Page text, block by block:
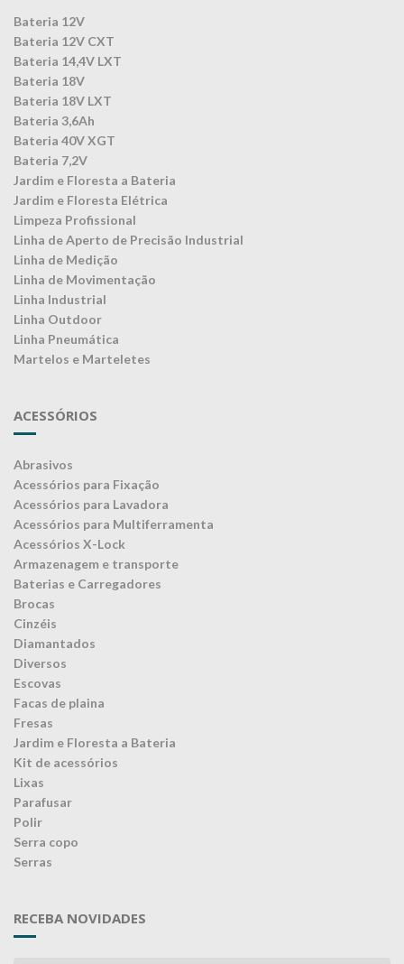
Bateria 12V
Bateria 12V CXT
Bateria 14,4V LXT
Bateria 18V
Bateria 18V LXT
Bateria 3,6Ah
Bateria 40V XGT
Bateria 7,2V
Jardim e Floresta a Bateria
Jardim e Floresta Elétrica
Limpeza Profissional
Linha de Aperto de Precisão Industrial
Linha de Medição
Linha de Movimentação
Linha Industrial
Linha Outdoor
Linha Pneumática
Martelos e Marteletes
ACESSÓRIOS
Abrasivos
Acessórios para Fixação
Acessórios para Lavadora
Acessórios para Multiferramenta
Acessórios X-Lock
Armazenagem e transporte
Baterias e Carregadores
Brocas
Cinzéis
Diamantados
Diversos
Escovas
Facas de plaina
Fresas
Jardim e Floresta a Bateria
Kit de acessórios
Lixas
Parafusar
Polir
Serra copo
Serras
RECEBA NOVIDADES